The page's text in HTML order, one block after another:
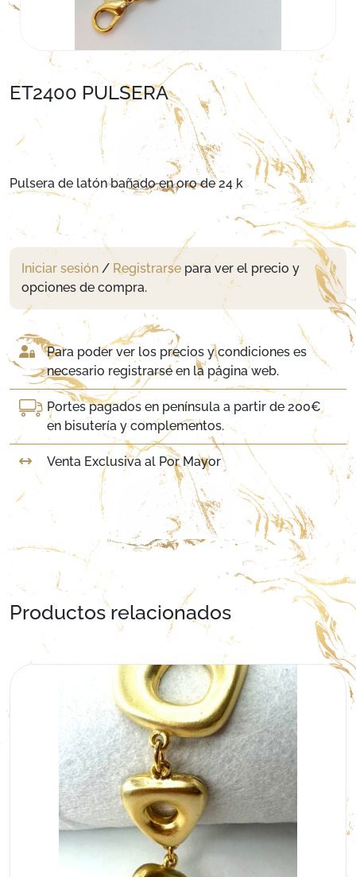
ET2400 PULSERA
Pulsera de latón bañado en oro de 24 k
Iniciar sesión / Registrarse para ver el precio y
opciones de compra.
Para poder ver los precios y condiciones es
necesario registrarse en la página web.
Portes pagados en península a partir de 200€
en bisutería y complementos.
Venta Exclusiva al Por Mayor
Productos relacionados